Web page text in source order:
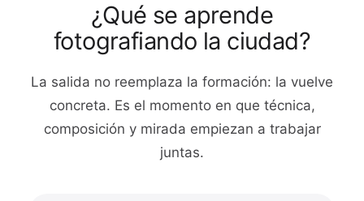
¿Qué se aprende
fotografiando la ciudad?
La salida no reemplaza la formación: la vuelve
concreta. Es el momento en que técnica,
composición y mirada empiezan a trabajar
juntas.